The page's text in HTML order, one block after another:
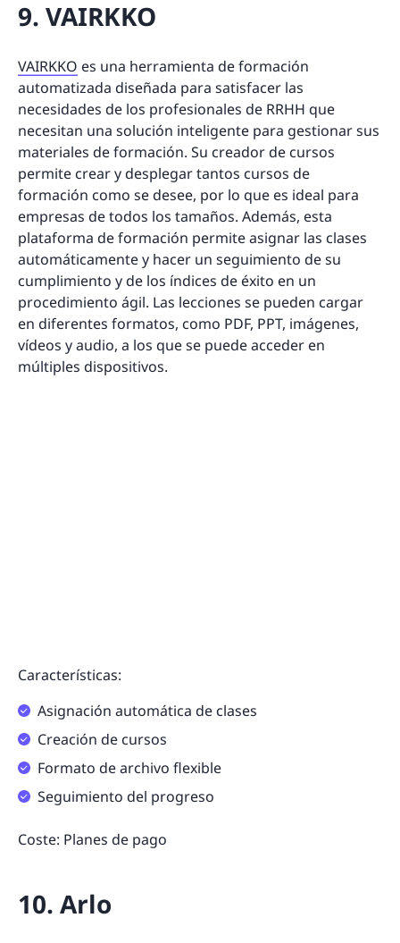
9. VAIRKKO
VAIRKKO es una herramienta de formación
automatizada diseñada para satisfacer las
necesidades de los profesionales de RRHH que
necesitan una solución inteligente para gestionar sus
materiales de formación. Su creador de cursos
permite crear y desplegar tantos cursos de
formación como se desee, por lo que es ideal para
empresas de todos los tamaños. Además, esta
plataforma de formación permite asignar las clases
automáticamente y hacer un seguimiento de su
cumplimiento y de los índices de éxito en un
procedimiento ágil. Las lecciones se pueden cargar
en diferentes formatos, como PDF, PPT, imágenes,
vídeos y audio, a los que se puede acceder en
múltiples dispositivos.
Características:
Asignación automática de clases
Creación de cursos
Formato de archivo flexible
Seguimiento del progreso
Coste: Planes de pago
10. Arlo